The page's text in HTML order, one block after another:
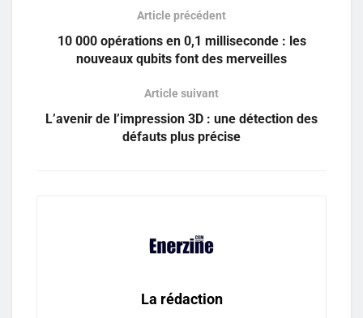
Article précédent
10 000 opérations en 0,1 milliseconde : les
nouveaux qubits font des merveilles
Article suivant
L’avenir de l’impression 3D : une détection des
défauts plus précise
La rédaction